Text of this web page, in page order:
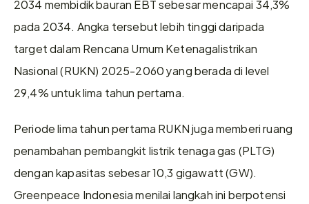
2034 membidik bauran EBT sebesar mencapai 34,3%
pada 2034. Angka tersebut lebih tinggi daripada
target dalam Rencana Umum Ketenagalistrikan
Nasional (RUKN) 2025-2060 yang berada di level
29,4% untuk lima tahun pertama.
Periode lima tahun pertama RUKN juga memberi ruang
penambahan pembangkit listrik tenaga gas (PLTG)
dengan kapasitas sebesar 10,3 gigawatt (GW).
Greenpeace Indonesia menilai langkah ini berpotensi